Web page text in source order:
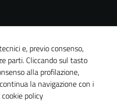
e, previo consenso,
parti. Cliccando sul tasto
alla profilazione,
la navigazione con i
policy
personali.